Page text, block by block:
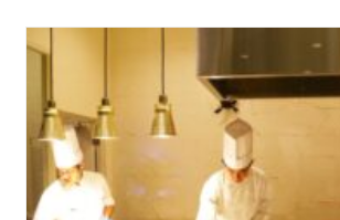
チャンス！！ このフェ…